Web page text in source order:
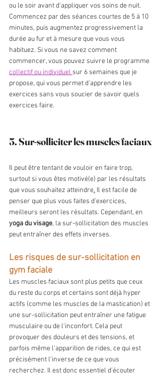
ou le soir avant d’appliquer vos soins de nuit.
Commencez par des séances courtes de 5 à 10
minutes, puis augmentez progressivement la
durée au fur et à mesure que vous vous
habituez. Si vous ne savez comment
commencer, vous pouvez suivre le programme
collectif ou individuel sur 6 semaines que je
propose, qui vous permet d'apprendre les
exercices sans vous soucier de savoir quels
exercices faire.
5. Sur-solliciter les muscles faciaux
Il peut être tentant de vouloir en faire trop,
surtout si vous êtes motivé(e) par les résultats
que vous souhaitez atteindre. Il est facile de
penser que plus vous faites d’exercices,
meilleurs seront les résultats. Cependant, en
yoga du visage, la sur-sollicitation des muscles
peut entraîner des effets inverses.
Les risques de sur-sollicitation en
gym faciale
Les muscles faciaux sont plus petits que ceux
du reste du corps et certains sont déjà hyper
actifs (comme les muscles de la mastication) et
une sur-sollicitation peut entraîner une fatigue
musculaire ou de l'inconfort. Cela peut
provoquer des douleurs et des tensions, et
parfois même l'apparition de rides, ce qui est
précisément l'inverse de ce que vous
recherchez. Il est donc essentiel d'écouter